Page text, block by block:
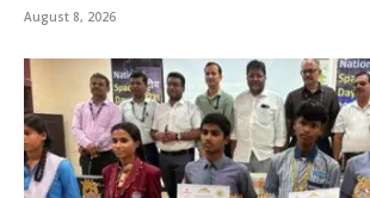
August 8, 2026